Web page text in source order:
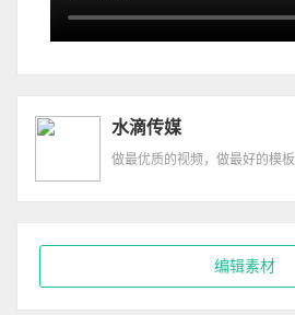
水滴传媒
做最优质的视频，做最好的模板
编辑素材